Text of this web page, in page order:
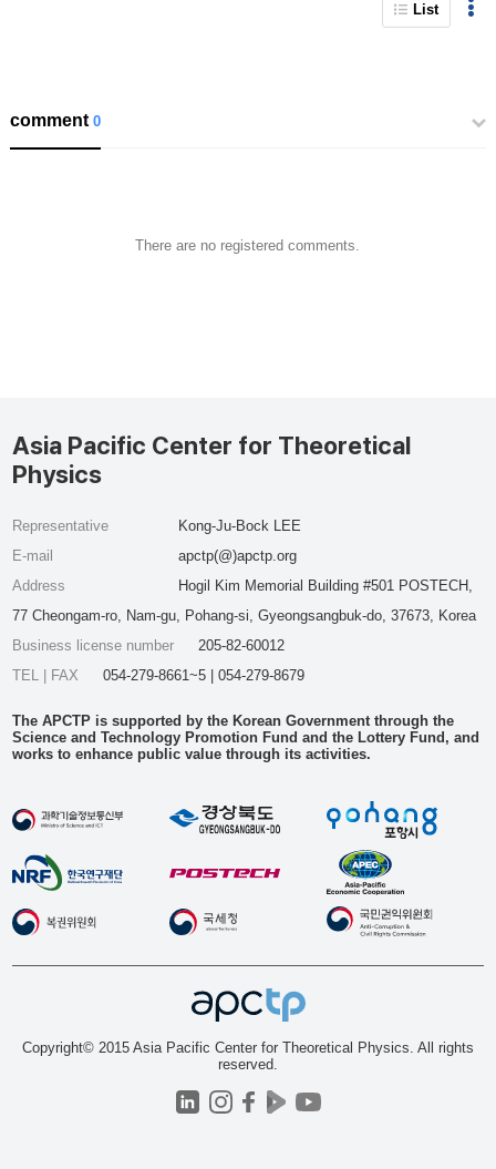
List
comment0
There are no registered comments.
Asia Pacific Center for Theoretical
Physics
Representative
Kong-Ju-Bock LEE
E-mail
apctp(@)apctp.org
Address
Hogil Kim Memorial Building #501 POSTECH,
77 Cheongam-ro, Nam-gu, Pohang-si, Gyeongsangbuk-do, 37673, Korea
Business license number
205-82-60012
TEL | FAX
054-279-8661~5 | 054-279-8679
The APCTP is supported by the Korean Government through the
Science and Technology Promotion Fund and the Lottery Fund, and
works to enhance public value through its activities.
Copyright© 2015 Asia Pacific Center for Theoretical Physics. All rights
reserved.